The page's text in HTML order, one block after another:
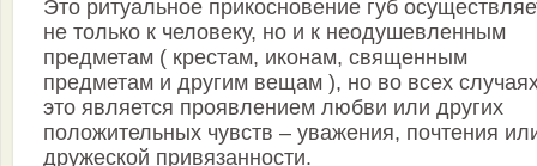
Это ритуальное прикосновение губ
не только к человеку, но и к неодушевленным
предметам ( крестам, иконам, священным
предметам и другим вещам ), но во всех
это является проявлением любви или других
положительных чувств – уважения, почтения
дружеской привязанности.